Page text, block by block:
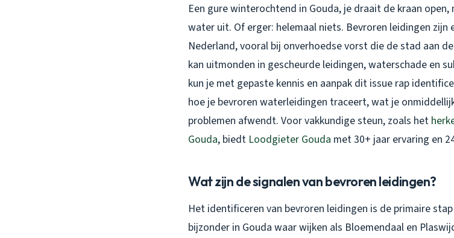
Een gure winterochtend in Gouda, je draait de kraan
water uit. Of erger: helemaal niets. Bevroren leidingen zijn
Nederland, vooral bij onverhoedse vorst die de stad aan
kan uitmonden in gescheurde leidingen, waterschade en
kun je met gepaste kennis en aanpak dit issue rap
hoe je bevroren waterleidingen traceert, wat je
problemen afwendt. Voor vakkundige steun, zoals het
Gouda, biedt Loodgieter Gouda met 30+ jaar ervaring en
Wat zijn de signalen van bevroren leidingen?
Het identificeren van bevroren leidingen is de primaire
bijzonder in Gouda waar wijken als Bloemendaal en